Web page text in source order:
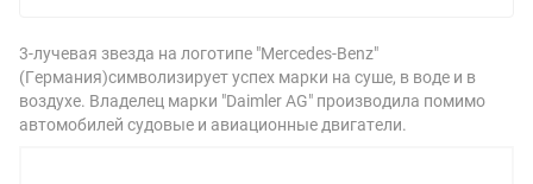
3-лучевая звезда на логотипе "Mercedes-Benz"
(Германия)символизирует успех марки на суше, в воде и в
воздухе. Владелец марки "Daimler AG" производила помимо
автомобилей судовые и авиационные двигатели.